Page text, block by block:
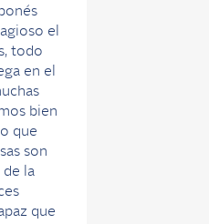
el
todo
en el
bien
que
son
de la
que